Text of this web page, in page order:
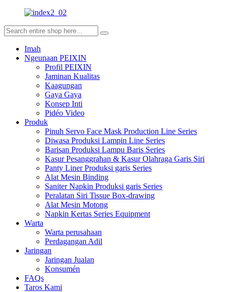
Imah
Ngeunaan PEIXIN
Profil PEIXIN
Jaminan Kualitas
Kaagungan
Gaya Gaya
Konsep Inti
Pidéo Video
Produk
Pinuh Servo Face Mask Production Line Series
Diwasa Produksi Lampin Line Series
Barisan Produksi Lampu Baris Series
Kasur Pesanggrahan & Kasur Olahraga Garis Siri
Panty Liner Produksi garis Series
Alat Mesin Binding
Saniter Napkin Produksi garis Series
Peralatan Siri Tissue Box-drawing
Alat Mesin Motong
Napkin Kertas Series Equipment
Warta
Warta perusahaan
Perdagangan Adil
Jaringan
Jaringan Jualan
Konsumén
FAQs
Taros Kami